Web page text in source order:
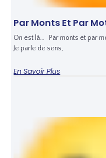
Par Monts Et Par
On est là… Par monts et par
Je parle de sens,
En Savoir Plus